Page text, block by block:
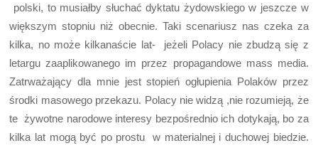
polski, to musiałby słuchać dyktatu żydowskiego w jeszcze w
większym stopniu niż obecnie. Taki scenariusz nas czeka za
kilka, no może kilkanaście lat- jeżeli Polacy nie zbudzą się z
letargu zaaplikowanego im przez propagandowe mass media.
Zatrważający dla mnie jest stopień ogłupienia Polaków przez
środki masowego przekazu. Polacy nie widzą ,nie rozumieją, że
te żywotne narodowe interesy bezpośrednio ich dotykają, bo za
kilka lat mogą być po prostu w materialnej i duchowej biedzie.